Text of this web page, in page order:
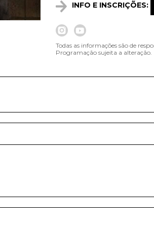
Crédito: @tutspaiva
INFO E INSCRIÇÕES:
Todas as informações são de
Programação sujeita a alteração.